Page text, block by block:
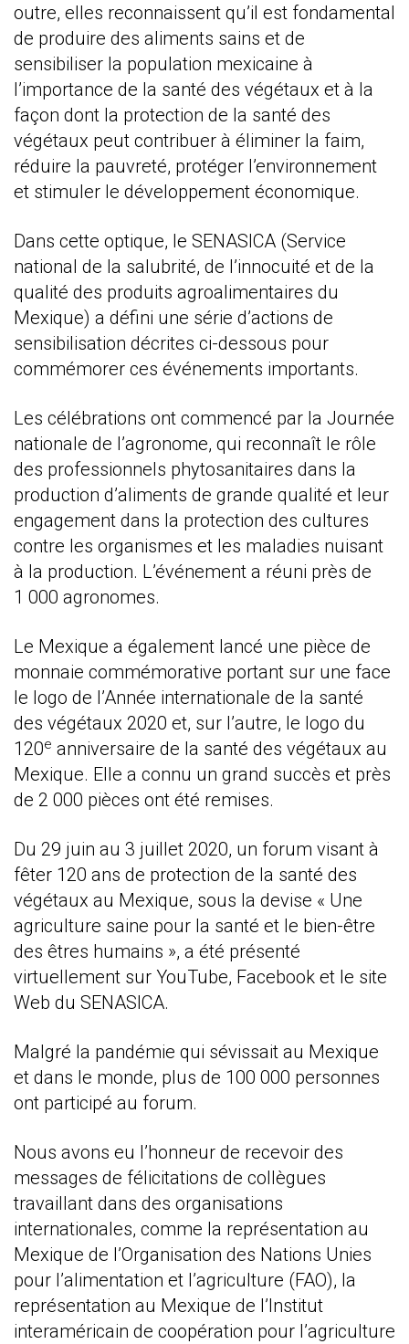
outre, elles reconnaissent qu’il est fondamental
de produire des aliments sains et de
sensibiliser la population mexicaine à
l’importance de la santé des végétaux et à la
façon dont la protection de la santé des
végétaux peut contribuer à éliminer la faim,
réduire la pauvreté, protéger l’environnement
et stimuler le développement économique.
Dans cette optique, le SENASICA (Service
national de la salubrité, de l’innocuité et de la
qualité des produits agroalimentaires du
Mexique) a défini une série d’actions de
sensibilisation décrites ci-dessous pour
commémorer ces événements importants.
Les célébrations ont commencé par la Journée
nationale de l’agronome, qui reconnaît le rôle
des professionnels phytosanitaires dans la
production d’aliments de grande qualité et leur
engagement dans la protection des cultures
contre les organismes et les maladies nuisant
à la production. L’événement a réuni près de
1 000 agronomes.
Le Mexique a également lancé une pièce de
monnaie commémorative portant sur une face
le logo de l’Année internationale de la santé
des végétaux 2020 et, sur l’autre, le logo du
120e anniversaire de la santé des végétaux au
Mexique. Elle a connu un grand succès et près
de 2 000 pièces ont été remises.
Du 29 juin au 3 juillet 2020, un forum visant à
fêter 120 ans de protection de la santé des
végétaux au Mexique, sous la devise « Une
agriculture saine pour la santé et le bien-être
des êtres humains », a été présenté
virtuellement sur YouTube, Facebook et le site
Web du SENASICA.
Malgré la pandémie qui sévissait au Mexique
et dans le monde, plus de 100 000 personnes
ont participé au forum.
Nous avons eu l’honneur de recevoir des
messages de félicitations de collègues
travaillant dans des organisations
internationales, comme la représentation au
Mexique de l’Organisation des Nations Unies
pour l’alimentation et l’agriculture (FAO), la
représentation au Mexique de l’Institut
interaméricain de coopération pour l’agriculture